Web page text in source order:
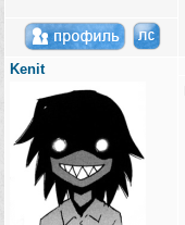
Kenit